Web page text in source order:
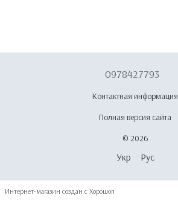
0978427793
Контактная информация
Полная версия сайта
© 2026
Укр Рус
Интернет-магазин создан с Хорошоп